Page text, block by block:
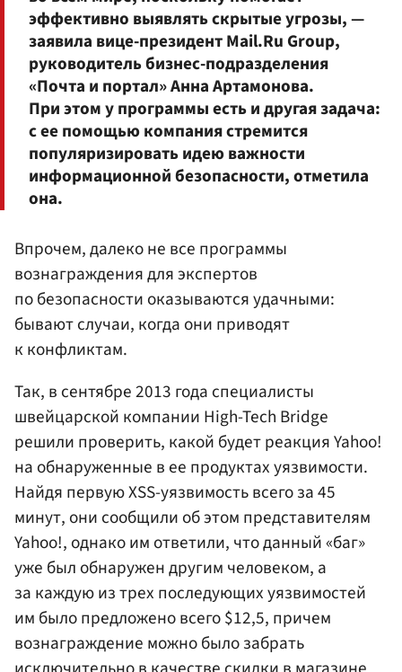
эффективно выявлять скрытые угрозы, —
заявила вице-президент Mail.Ru Group,
руководитель бизнес-подразделения
«Почта и портал» Анна Артамонова.
При этом у программы есть и другая задача:
с ее помощью компания стремится
популяризировать идею важности
информационной безопасности, отметила
она.
Впрочем, далеко не все программы
вознаграждения для экспертов
по безопасности оказываются удачными:
бывают случаи, когда они приводят
к конфликтам.
Так, в сентябре 2013 года специалисты
швейцарской компании High-Tech Bridge
решили проверить, какой будет реакция Yahoo!
на обнаруженные в ее продуктах уязвимости.
Найдя первую XSS-уязвимость всего за 45
минут, они сообщили об этом представителям
Yahoo!, однако им ответили, что данный «баг»
уже был обнаружен другим человеком, а
за каждую из трех последующих уязвимостей
им было предложено всего $12,5, причем
вознаграждение можно было забрать